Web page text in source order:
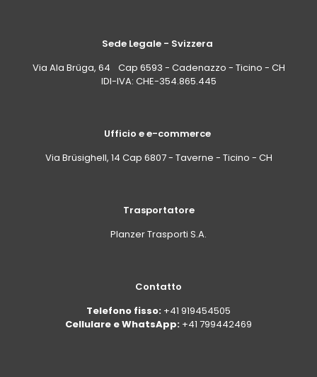
Sede Legale - Svizzera
Via Ala Brüga, 64 Cap 6593 - Cadenazzo - Ticino - CH
IDI-IVA: CHE-354.865.445
Ufficio e e-commerce
Via Brüsighell, 14 Cap 6807 - Taverne - Ticino - CH
Trasportatore
Planzer Trasporti S.A.
Contatto
Telefono fisso: +41 919454505
Cellulare e WhatsApp: +41 799442469